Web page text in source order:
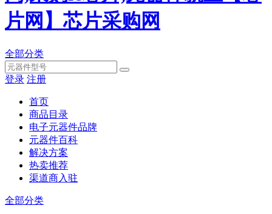
全部分类
登录 注册
首页
商品目录
电子元器件品牌
元器件百科
解决方案
热卖推荐
渠道商入驻
全部分类